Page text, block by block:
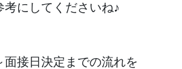
にしてくださいね♪
面接日決定までの流れを